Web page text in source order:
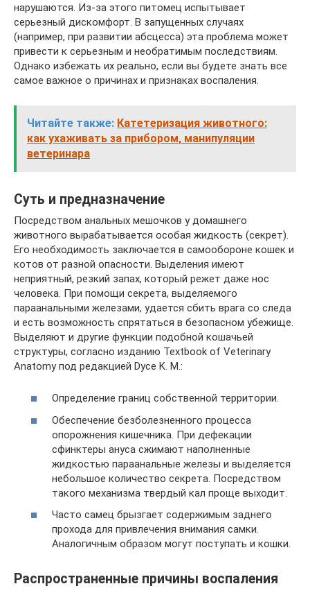
нарушаются. Из-за этого питомец испытывает
серьезный дискомфорт. В запущенных случаях
(например, при развитии абсцесса) эта проблема может
привести к серьезным и необратимым последствиям.
Однако избежать их реально, если вы будете знать все
самое важное о причинах и признаках воспаления.
Читайте также: Катетеризация животного:
как ухаживать за прибором, манипуляции
ветеринара
Суть и предназначение
Посредством анальных мешочков у домашнего
животного вырабатывается особая жидкость (секрет).
Его необходимость заключается в самообороне кошек и
котов от разной опасности. Выделения имеют
неприятный, резкий запах, который режет даже нос
человека. При помощи секрета, выделяемого
параанальными железами, удается сбить врага со следа
и есть возможность спрятаться в безопасном убежище.
Выделяют и другие функции подобной кошачьей
структуры, согласно изданию Textbook of Veterinary
Anatomy под редакцией Dyce K. M.:
Определение границ собственной территории.
Обеспечение безболезненного процесса
опорожнения кишечника. При дефекации
сфинктеры ануса сжимают наполненные
жидкостью параанальные железы и выделяется
небольшое количество секрета. Посредством
такого механизма твердый кал проще выходит.
Часто самец брызгает содержимым заднего
прохода для привлечения внимания самки.
Аналогичным образом могут поступать и кошки.
Распространенные причины воспаления